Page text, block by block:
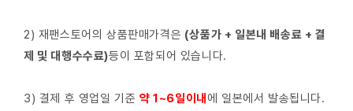
2) 재팬스토어의 상품판매가격은 (상품가 + 일본내 배송료 + 결
제 및 대행수수료)등이 포함되어 있습니다.
3) 결제 후 영업일 기준 약 1~6일이내 에 일본에서 발송됩니다.